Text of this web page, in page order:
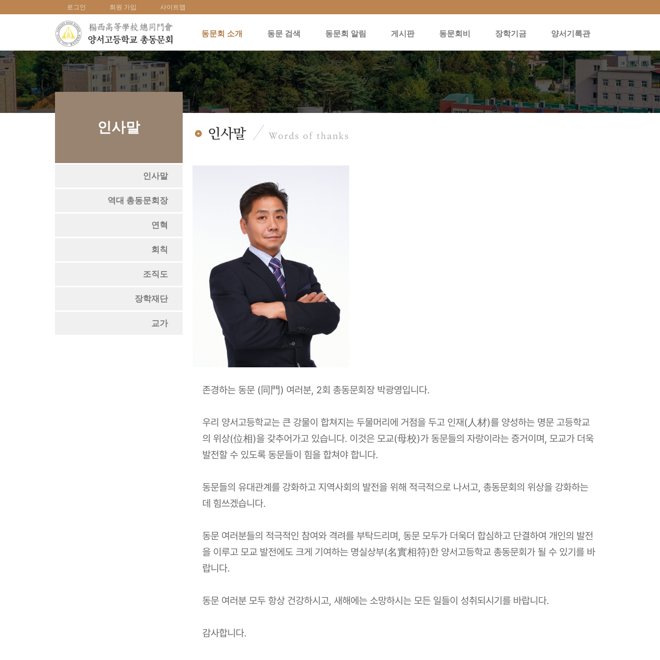
로그인 회원 가입 사이트맵
동문회 소개 동문 검색 동문회 알림 게시판 동문회비 장학기금 양서기록관
인사말
인사말
역대 총동문회장
연혁
회칙
조직도
장학재단
교가
존경하는 동문 (同門) 여러분, 2회 총동문회장 박광영입니다.
우리 양서고등학교는 큰 강물이 합쳐지는 두물머리에 거점을 두고 인재(人材)를 양성하는 명문 고등학교
의 위상(位相)을 갖추어가고 있습니다. 이것은 모교(母校)가 동문들의 자랑이라는 증거이며, 모교가 더욱
발전할 수 있도록 동문들이 힘을 합쳐야 합니다.
동문들의 유대관계를 강화하고 지역사회의 발전을 위해 적극적으로 나서고, 총동문회의 위상을 강화하는
데 힘쓰겠습니다.
동문 여러분들의 적극적인 참여와 격려를 부탁드리며, 동문 모두가 더욱더 합심하고 단결하여 개인의 발전
을 이루고 모교 발전에도 크게 기여하는 명실상부(名實相符)한 양서고등학교 총동문회가 될 수 있기를 바
랍니다.
동문 여러분 모두 항상 건강하시고, 새해에는 소망하시는 모든 일들이 성취되시기를 바랍니다.
감사합니다.